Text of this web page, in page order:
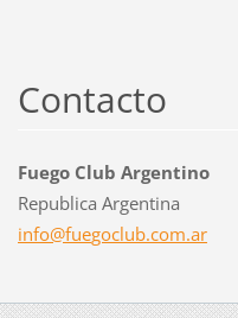
Contacto
Fuego Club Argentino
Republica Argentina
info@fuegoclub.com.ar